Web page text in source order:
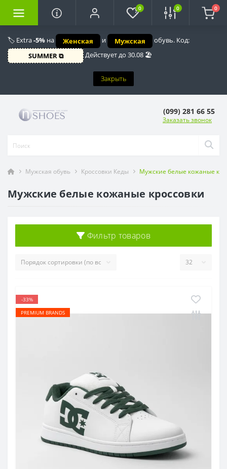
🏷️ Extra-5% на Женская и Мужская
обувь. Код:
SUMMER ⧉
Действует до 30.08 🏖️
Закрыть
0 0 0
(099) 281 66 55
Заказать звонок
Мужская обувь Кроссовки Кеды Мужские белые кожаные
Мужские белые кожаные кроссовки
Фильтр товаров
-33%
PREMIUM BRANDS